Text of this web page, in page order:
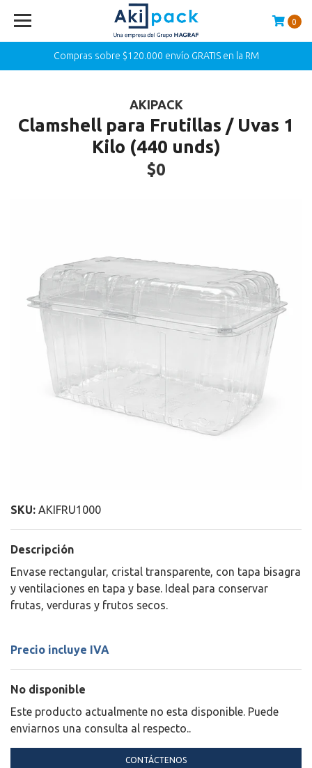
Compras sobre $120.000 envío GRATIS en la RM
0
AKIPACK
Clamshell para Frutillas / Uvas 1
Kilo (440 unds)
$0
SKU: AKIFRU1000
Descripción
Envase rectangular, cristal transparente, con tapa bisagra
y ventilaciones en tapa y base. Ideal para conservar
frutas, verduras y frutos secos.
Precio incluye IVA
No disponible
Este producto actualmente no esta disponible. Puede
enviarnos una consulta al respecto..
CONTÁCTENOS